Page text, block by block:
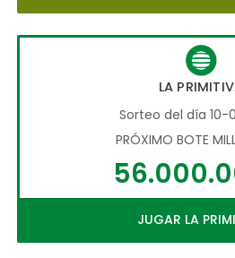
LA
Sorteo del día 10-
PRÓXIMO BOTE
JUGAR LA